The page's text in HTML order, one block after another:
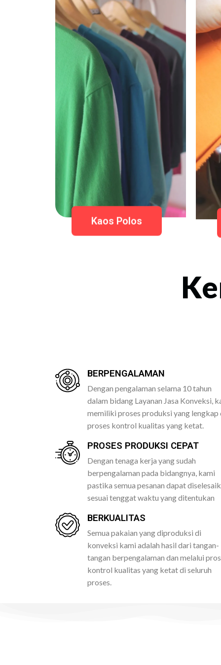
Kaos Polos
BERPENGALAMAN
Dengan pengalaman selama 10 tahun
dalam bidang Layanan Jasa Konveksi,
memiliki proses produksi yang lengkap
proses kontrol kualitas yang ketat.
PROSES PRODUKSI CEPAT
Dengan tenaga kerja yang sudah
berpengalaman pada bidangnya, kami
pastika semua pesanan dapat
sesuai tenggat waktu yang ditentukan
BERKUALITAS
Semua pakaian yang diproduksi di
konveksi kami adalah hasil dari tangan-
tangan berpengalaman dan melalui
kontrol kualitas yang ketat di seluruh
proses.